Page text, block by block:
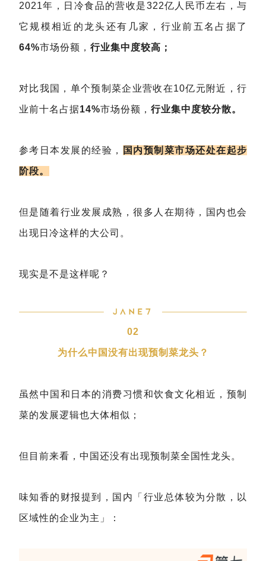
2021年，日冷食品的营收是322亿人民币左右，与
它规模相近的龙头还有几家，行业前五名占据了
64%市场份额， 行业集中度较高；
对比我国，单个预制菜企业营收在10亿元附近，行
业前十名占据14%市场份额， 行业集中度较分散。
参考日本发展的经验， 国内预制菜市场还处在起步
阶段。
但是随着行业发展成熟，很多人在期待，国内也会
出现日冷这样的大公司。
现实是不是这样呢？
02
为什么中国没有出现预制菜龙头？
虽然中国和日本的消费习惯和饮食文化相近，预制
菜的发展逻辑也大体相似；
但目前来看，中国还没有出现预制菜全国性龙头。
味知香的财报提到，国内「行业总体较为分散，以
区域性的企业为主」：